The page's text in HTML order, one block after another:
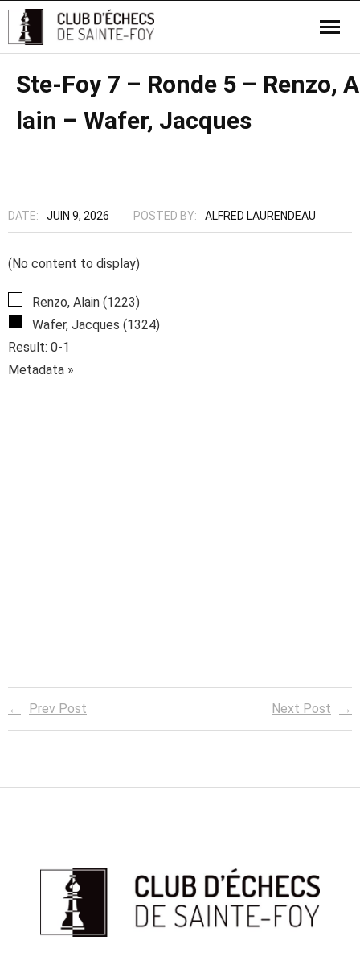
Ste-Foy 7 – Ronde 5 – Renzo, A
lain – Wafer, Jacques
DATE: JUIN 9, 2026 POSTED BY: ALFRED LAURENDEAU
(No content to display)
Renzo, Alain (1223)
Wafer, Jacques (1324)
Result: 0-1
Metadata »
Prev Post Next Post